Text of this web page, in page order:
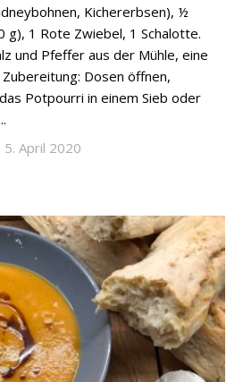
Kichererbsen), ½
g), 1 Rote Zwiebel, 1 Schalotte.
und Pfeffer aus der Mühle, eine
Dosen öffnen,
Potpourri in einem Sieb oder
5. April 2020